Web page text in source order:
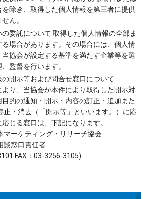
を除き、取得した個人情報を第三者に提供
ん。
委託について 取得した個人情報の全部ま
る場合があります。その場合には、個人情
協会が設定する基準を満たす企業等を選
監督を行います。
の開示等および問合せ窓口について
より、当協会が本件により取得した開示対
的の通知・開示・内容の訂正・追加また
止・消去（「開示等」といいます。）に応
じる窓口は、下記になります。
マーケティング・リサーチ協会
談窓口責任者
FAX：03-3256-3105)